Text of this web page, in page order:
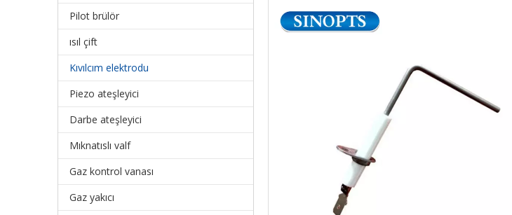
Pilot brülör
ısıl çift
Kıvılcım elektrodu
Piezo ateşleyici
Darbe ateşleyici
Mıknatıslı valf
Gaz kontrol vanası
Gaz yakıcı